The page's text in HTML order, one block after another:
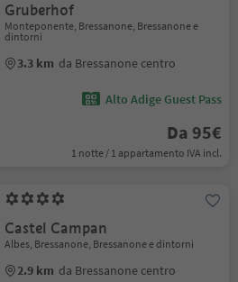
Gruberhof
Monteponente, Bressanone, Bressanone e
dintorni
3.3 km da Bressanone centro
Alto Adige Guest Pass
Da 95€
1 notte / 1 appartamento IVA incl.
Castel Campan
Albes, Bressanone, Bressanone e dintorni
2.9 km da Bressanone centro